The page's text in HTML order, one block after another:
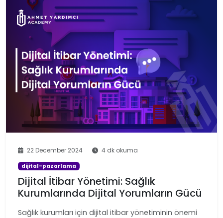
22 December 2024 4 dk okuma
dijital-pazarlama
Dijital İtibar Yönetimi: Sağlık
Kurumlarında Dijital Yorumların Gücü
Sağlık kurumları için dijital itibar yönetiminin önemi